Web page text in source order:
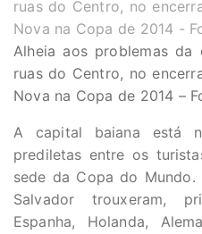
Alheia aos problemas
ruas do Centro, no
Nova na Copa de 2014 –
A capital baiana está
prediletas entre os
sede da Copa do
Salvador trouxeram,
Espanha, Holanda,